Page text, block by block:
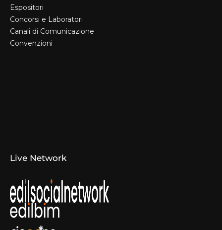
Espositori
Concorsi e Laboratori
Canali di Comunicazione
Convenzioni
Live Network